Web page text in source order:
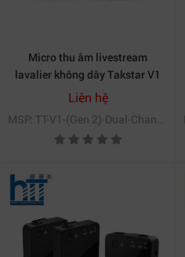
Micro thu âm livestream
lavalier không dây Takstar V1
(Gen 2) kênh kép
Liên hệ
MSP: TT-V1-(Gen 2)-Dual-Channel